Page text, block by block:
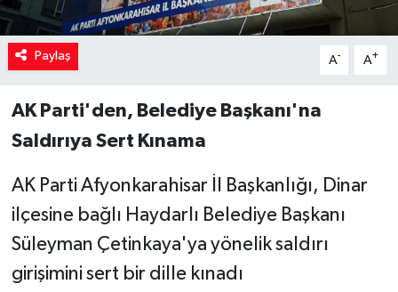
Paylaş A- A+
AK Parti'den, Belediye Başkanı'na
Saldırıya Sert Kınama
AK Parti Afyonkarahisar İl Başkanlığı, Dinar
ilçesine bağlı Haydarlı Belediye Başkanı
Süleyman Çetinkaya'ya yönelik saldırı
girişimini sert bir dille kınadı